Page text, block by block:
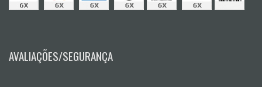
AVALIAÇÕES/SEGURANÇA